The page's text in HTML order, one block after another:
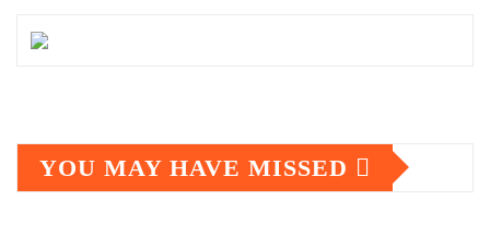
YOU MAY HAVE MISSED